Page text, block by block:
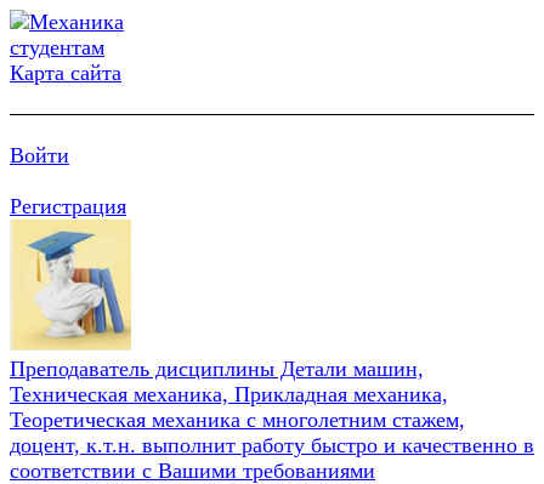
Карта сайта
Войти
Регистрация
Преподаватель дисциплины Детали машин,
Техническая механика, Прикладная механика,
Теоретическая механика с многолетним стажем,
доцент, к.т.н. выполнит работу быстро и качественно в
соответствии с Вашими требованиями